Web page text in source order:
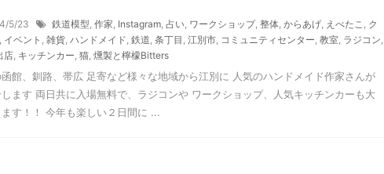
5/23 鉄道模型, 作家, Instagram, 占い, ワークショップ, 整体, からあげ, えべたこ , ク
, イベント , 雑貨, ハンドメイド, 鉄道, 条丁目 , 江別市, コミュニティセンター, 教室, ラジコン,
店, キッチンカー, 猫, 燻製と檸檬Bitters
館、釧路、帯広 足寄など様々な地域から江別に 人気のハンドメイド作家さんが
ます 両日共に入場無料で、ラジコンや ワークショップ、人気キッチンカーも大
す！！ 今年も楽しい２日間に ...